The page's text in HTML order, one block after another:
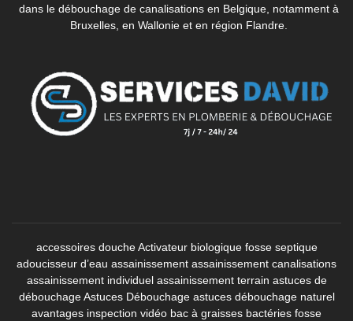
dans le débouchage de canalisations en Belgique, notamment à
Bruxelles, en Wallonie et en région Flandre.
accessoires douche Activateur biologique fosse septique
adoucisseur d’eau assainissement assainissement canalisations
assainissement individuel assainissement terrain astuces de
débouchage Astuces Débouchage astuces débouchage naturel
avantages inspection vidéo bac à graisses bactéries fosse